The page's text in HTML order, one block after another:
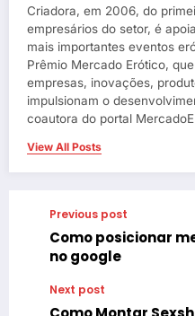
Criadora, em 2006, do
empresários do setor, é
mais importantes eventos
Prêmio Mercado Erótico,
empresas, inovações,
impulsionam o
coautora do portal
View All Posts
Previous post
Como posicionar
no google
Next post